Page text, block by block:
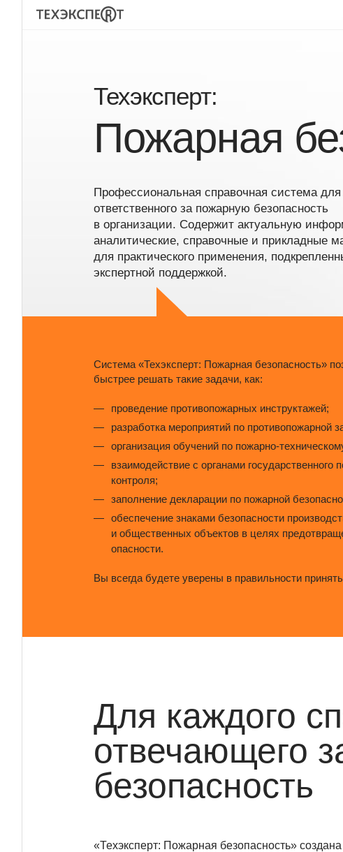
Техэксперт:
Пожарная
Профессиональная справочная система
ответственного за пожарную безопасность
в организации. Содержит актуальную
аналитические, справочные и прикладные
для практического применения,
экспертной поддержкой.
Система «Техэксперт: Пожарная безопасность»
быстрее решать такие задачи, как:
проведение противопожарных инструктажей;
разработка мероприятий по противопожарной
организация обучений по пожарно-
взаимодействие с органами государственного
контроля;
заполнение декларации по пожарной
обеспечение знаками безопасности
и общественных объектов в целях
опасности.
Вы всегда будете уверены в правильности
Для каждого
отвечающего
безопасность
«Техэксперт: Пожарная безопасность»